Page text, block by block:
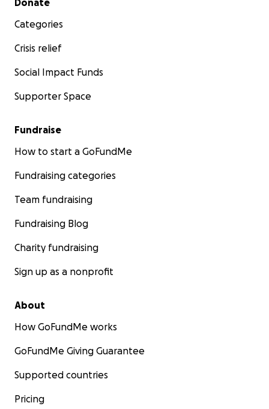
Donate
Categories
Crisis relief
Social Impact Funds
Supporter Space
Fundraise
How to start a GoFundMe
Fundraising categories
Team fundraising
Fundraising Blog
Charity fundraising
Sign up as a nonprofit
About
How GoFundMe works
GoFundMe Giving Guarantee
Supported countries
Pricing